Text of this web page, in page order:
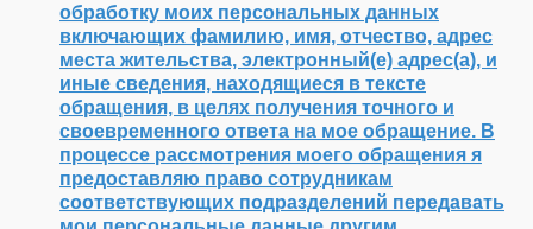
обработку моих персональных данных
включающих фамилию, имя, отчество, адрес
места жительства, электронный(е) адрес(а), и
иные сведения, находящиеся в тексте
обращения, в целях получения точного и
своевременного ответа на мое обращение. В
процессе рассмотрения моего обращения я
предоставляю право сотрудникам
соответствующих подразделений передавать